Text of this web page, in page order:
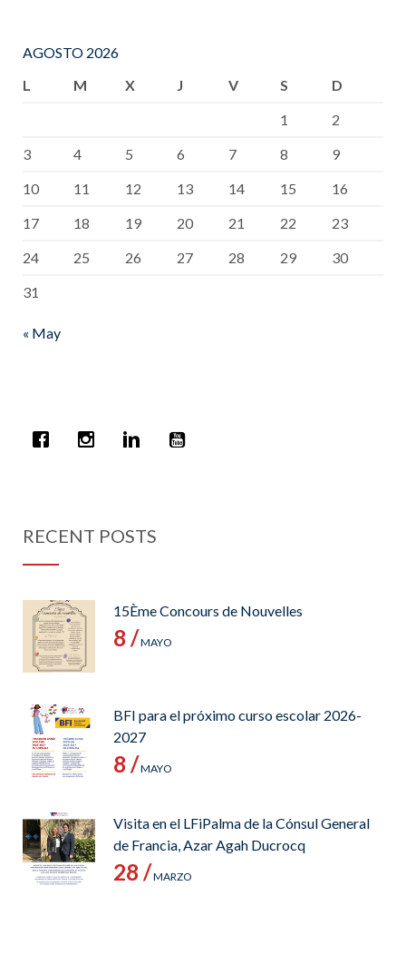
AGOSTO 2026
L
M X J V S
D
1
2
3
4 5 6 7 8
9
10
11 12 13 14 15
16
17
18 19 20 21 22
23
24
25 26 27 28 29
30
31
« May
RECENT POSTS
15Ème Concours de Nouvelles
8 /MAYO
BFI para el próximo curso escolar 2026-
2027
8 /MAYO
Visita en el LFiPalma de la Cónsul General
de Francia, Azar Agah Ducrocq
28 /MARZO